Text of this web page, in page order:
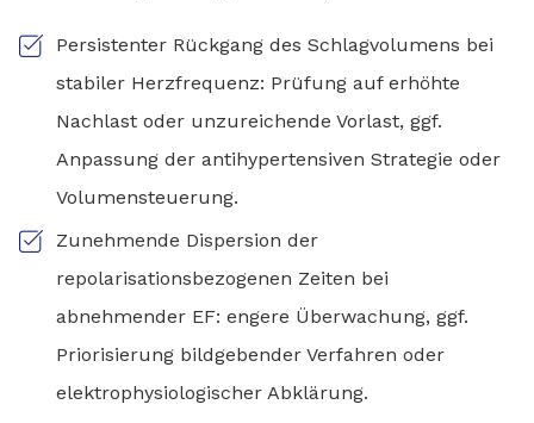
Persistenter Rückgang des Schlagvolumens bei
stabiler Herzfrequenz: Prüfung auf erhöhte
Nachlast oder unzureichende Vorlast, ggf.
Anpassung der antihypertensiven Strategie oder
Volumensteuerung.
Zunehmende Dispersion der
repolarisationsbezogenen Zeiten bei
abnehmender EF: engere Überwachung, ggf.
Priorisierung bildgebender Verfahren oder
elektrophysiologischer Abklärung.